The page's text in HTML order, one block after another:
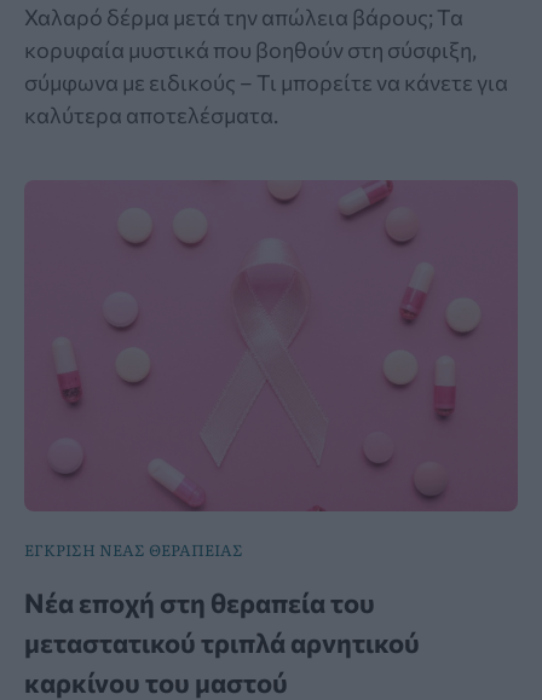
Χαλαρό δέρμα μετά την απώλεια βάρους; Τα
κορυφαία μυστικά που βοηθούν στη σύσφιξη,
σύμφωνα με ειδικούς – Τι μπορείτε να κάνετε για
καλύτερα αποτελέσματα.
ΕΓΚΡΙΣΗ ΝΕΑΣ ΘΕΡΑΠΕΙΑΣ
Νέα εποχή στη θεραπεία του
μεταστατικού τριπλά αρνητικού
καρκίνου του μαστού